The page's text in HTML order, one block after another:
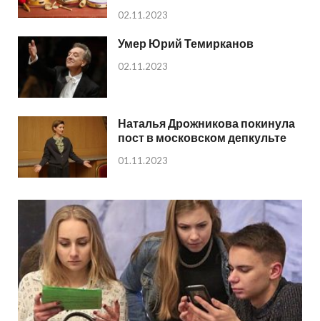
02.11.2023
Умер Юрий Темирканов
02.11.2023
Наталья Дрожникова покинула
пост в московском депкульте
01.11.2023